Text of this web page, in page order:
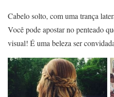
Cabelo solto, com uma trança
Você pode apostar no penteado
visual! É uma beleza ser